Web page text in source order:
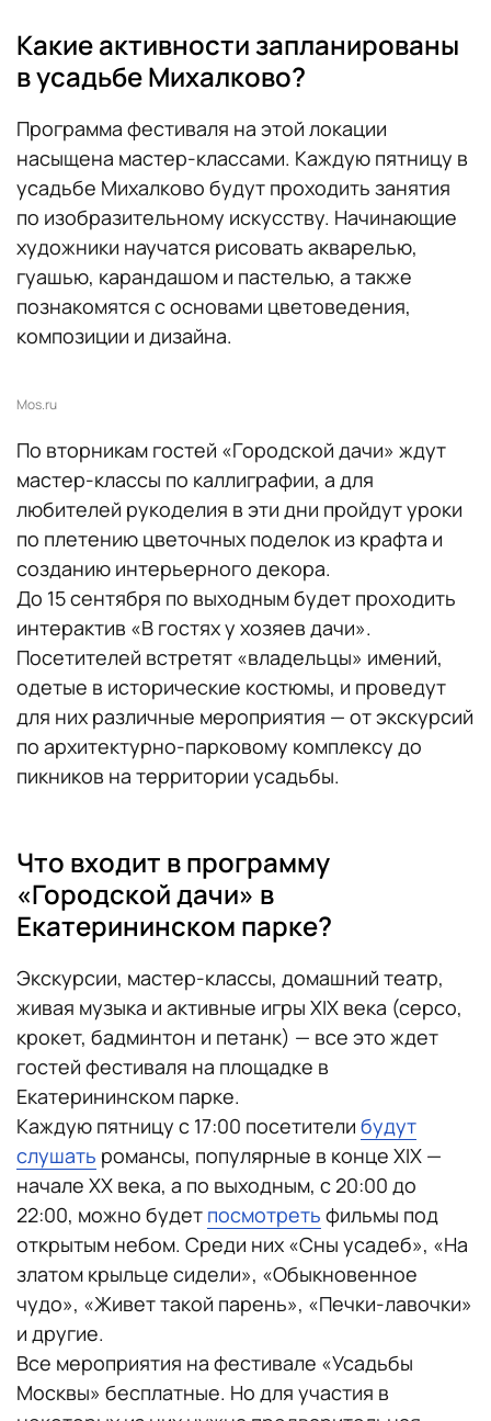
Какие активности запланированы
в усадьбе Михалково?
Программа фестиваля на этой локации
насыщена мастер-классами. Каждую пятницу в
усадьбе Михалково будут проходить занятия
по изобразительному искусству. Начинающие
художники научатся рисовать акварелью,
гуашью, карандашом и пастелью, а также
познакомятся с основами цветоведения,
композиции и дизайна.
Mos.ru
По вторникам гостей «Городской дачи» ждут
мастер-классы по каллиграфии, а для
любителей рукоделия в эти дни пройдут уроки
по плетению цветочных поделок из крафта и
созданию интерьерного декора.
До 15 сентября по выходным будет проходить
интерактив «В гостях у хозяев дачи».
Посетителей встретят «владельцы» имений,
одетые в исторические костюмы, и проведут
для них различные мероприятия — от экскурсий
по архитектурно-парковому комплексу до
пикников на территории усадьбы.
Что входит в программу
«Городской дачи» в
Екатерининском парке?
Экскурсии, мастер-классы, домашний театр,
живая музыка и активные игры XIX века (серсо,
крокет, бадминтон и петанк) — все это ждет
гостей фестиваля на площадке в
Екатерининском парке.
Каждую пятницу с 17:00 посетители будут
слушать романсы, популярные в конце XIX —
начале XX века, а по выходным, с 20:00 до
22:00, можно будет посмотреть фильмы под
открытым небом. Среди них «Сны усадеб», «На
златом крыльце сидели», «Обыкновенное
чудо», «Живет такой парень», «Печки-лавочки»
и другие.
Все мероприятия на фестивале «Усадьбы
Москвы» бесплатные. Но для участия в